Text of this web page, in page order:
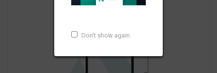
Don't show again